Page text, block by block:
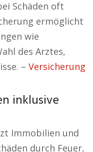
Schäden oft
ermöglicht
wie
des Arztes,
– Versicherung
inklusive
Immobilien und
durch Feuer,